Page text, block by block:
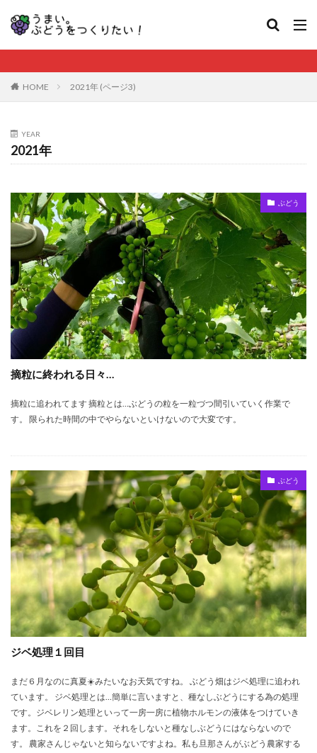
HOME 2021年 (ページ3)
YEAR
2021年
ぶどう
摘粒に終われる日々…
摘粒に追われてます 摘粒とは…ぶどうの粒を一粒づつ間引いていく作業で
す。 限られた時間の中でやらないといけないので大変です。
ぶどう
ジベ処理１回目
まだ６月なのに真夏☀️みたいなお天気ですね。 ぶどう畑はジベ処理に追われ
ています。 ジベ処理とは…簡単に言いますと、種なしぶどうにする為の処理
です。ジベレリン処理といって一房一房に植物ホルモンの液体をつけていき
ます。これを２回します。それをしないと種なしぶどうにはならないので
す。 農家さんじゃないと知らないですよね。私も旦那さんがぶどう農家する